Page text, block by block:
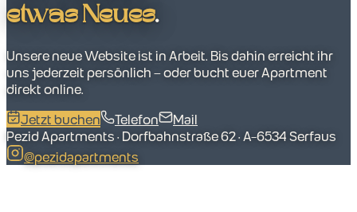
etwas Neues.
Unsere neue Website ist in Arbeit. Bis dahin erreicht ihr
uns jederzeit persönlich – oder bucht euer Apartment
direkt online.
Jetzt buchen
Telefon
Mail
Pezid Apartments · Dorfbahnstraße 62 · A-6534 Serfaus
@pezidapartments